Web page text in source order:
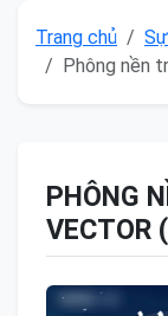
Trang chủ
Phông nền
PHÔNG
VECTOR